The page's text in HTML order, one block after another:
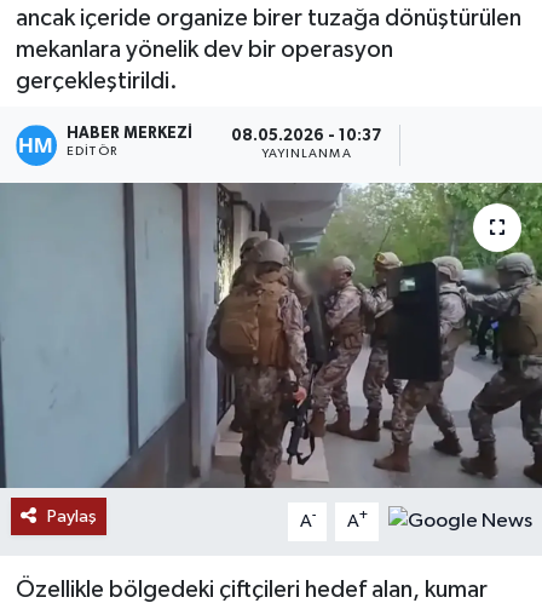
ancak içeride organize birer tuzağa dönüştürülen
mekanlara yönelik dev bir operasyon
gerçekleştirildi.
HABER MERKEZİ
EDITÖR
08.05.2026 - 10:37
YAYINLANMA
Paylaş A- A+
Özellikle bölgedeki çiftçileri hedef alan, kumar